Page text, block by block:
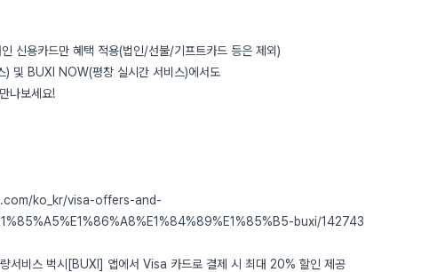
신용카드만 혜택 적용(법인/선불/기프트카드 등은 제외)
) 및 BUXI NOW(평창 실시간 서비스)에서도
나보세요!
ko_kr/visa-offers-and-
buxi/142743
서비스 벅시[BUXI] 앱에서 Visa 카드로 결제 시 최대 20% 할인 제공